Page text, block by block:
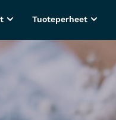
Tuoteperheet